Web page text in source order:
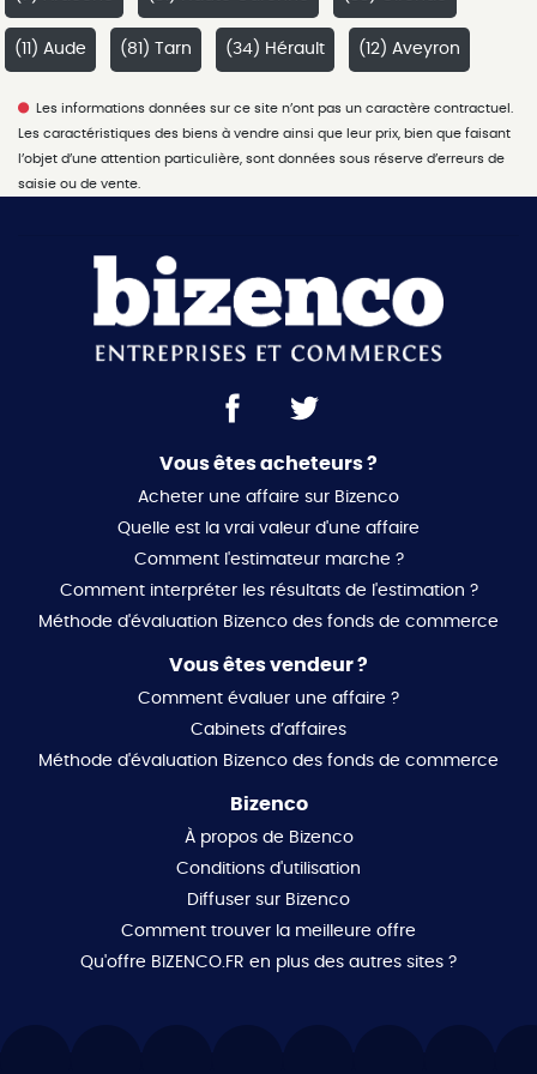
(11) Aude (81) Tarn (34) Hérault (12) Aveyron
Les informations données sur ce site n’ont pas un caractère contractuel.
Les caractéristiques des biens à vendre ainsi que leur prix, bien que faisant
l’objet d’une attention particulière, sont données sous réserve d’erreurs de
saisie ou de vente.
Vous êtes acheteurs ?
Acheter une affaire sur Bizenco
Quelle est la vrai valeur d'une affaire
Comment l'estimateur marche ?
Comment interpréter les résultats de l'estimation ?
Méthode d'évaluation Bizenco des fonds de commerce
Vous êtes vendeur ?
Comment évaluer une affaire ?
Cabinets d’affaires
Méthode d'évaluation Bizenco des fonds de commerce
Bizenco
À propos de Bizenco
Conditions d'utilisation
Diffuser sur Bizenco
Comment trouver la meilleure offre
Qu'offre BIZENCO.FR en plus des autres sites ?